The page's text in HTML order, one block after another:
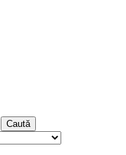
Caută